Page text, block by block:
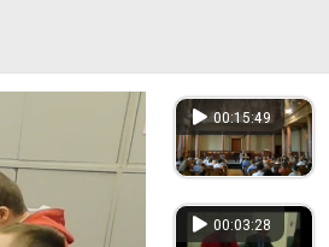
00:15:49
00:03:28